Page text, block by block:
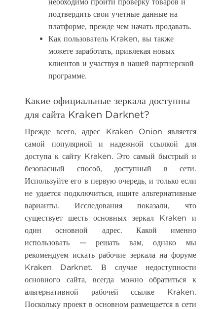
подтвердить свои учетные данные на
платформе, прежде чем начать продавать.
Как пользователь Kraken, вы также
можете заработать, привлекая новых
клиентов и участвуя в нашей партнерской
программе.
Какие официальные зеркала доступны
для сайта Kraken Darknet?
Прежде всего, адрес Kraken Onion является
самой популярной и надежной ссылкой для
доступа к сайту Kraken. Это самый быстрый и
безопасный способ, доступный в сети.
Используйте его в первую очередь, и только если
не удается подключиться, ищите альтернативные
варианты. Исследования показали, что
существует шесть основных зеркал Kraken и
один основной адрес. Какой именно
использовать — решать вам, однако мы
рекомендуем искать рабочие зеркала на форуме
Kraken Darknet. В случае недоступности
основного сайта, всегда можно обратиться к
альтернативной рабочей ссылке Kraken.
Поскольку проект в основном размещается в сети